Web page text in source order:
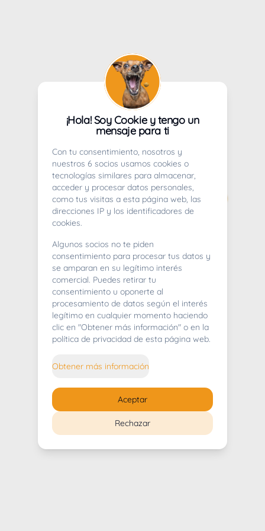
404
Whoops! Lo sentimos mucho.
¡Hola! Soy Cookie y tengo un
mensaje para ti
Con tu consentimiento, nosotros y
nuestros 6 socios usamos cookies o
tecnologías similares para almacenar,
acceder y procesar datos personales,
como tus visitas a esta página web, las
direcciones IP y los identificadores de
cookies.
Algunos socios no te piden
consentimiento para procesar tus datos y
se amparan en su legítimo interés
comercial. Puedes retirar tu
consentimiento u oponerte al
procesamiento de datos según el interés
legítimo en cualquier momento haciendo
clic en "Obtener más información" o en la
política de privacidad de esta página web.
Obtener más información
Rechazar
Aceptar